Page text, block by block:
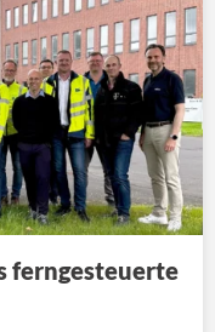
ferngesteuerte